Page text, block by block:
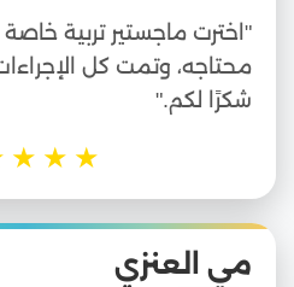
"اخترت ماجستير تربية
محتاجه، وتمت كل
شكرًا لكم."
★
★
★
مي العنزي